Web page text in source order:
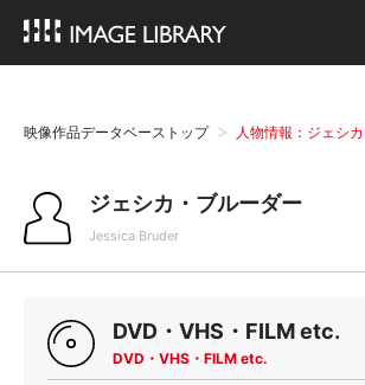
映像作品データベーストップ 人物情報：ジェシ
ジェシカ・ブルーダー
Jessica Bruder
DVD・VHS・FILM etc.
DVD・VHS・FILM etc.